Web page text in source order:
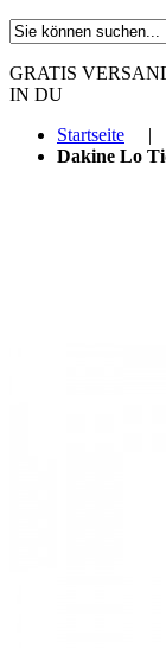
GRATIS
IN DU
Startseite
|
Dakine Lo